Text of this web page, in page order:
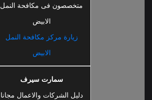
متخصصون فى مكافحة النمل
الابيض
زيارة مركز مكافحة النمل
الابيض
سمارت سيرف
دليل الشركات والاعمال مجانا